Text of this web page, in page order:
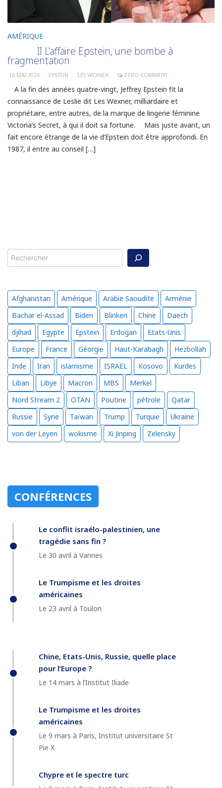
AMÉRIQUE
II L’affaire Epstein, une bombe à
fragmentation
16 MAI 2026 EPSTEIN LES WEXNER ZERO COMMENT
A la fin des années quatre-vingt, Jeffrey Epstein fit la
connaissance de Leslie dit Les Wexner, milliardaire et
propriétaire, entre autres, de la marque de lingerie féminine
Victoria’s Secret, à qui il doit sa fortune. Mais juste avant, un
fait encore étrange de la vie d’Epstein doit être approfondi. En
1987, il entre au conseil […]
Rechercher
Afghanistan Amérique Arabie Saoudite
Arménie
Bachar el-Assad
Biden Blinken Chine
Daech
djihad
Egypte Epstein Erdogan
Etats-Unis
Europe
France Géorgie Haut-Karabagh
Hezbollah
Inde
Iran islamisme ISRAEL Kosovo
Kurdes
Liban
Libye Macron MBS
Merkel
Nord Stream 2
OTAN Poutine pétrole
Qatar
Russie
Syrie Taïwan Trump Turquie
Ukraine
von der Leyen
wokisme Xi Jinping Zelensky
CONFÉRENCES
Le conflit israélo-palestinien, une
tragédie sans fin ?
Le 30 avril à Vannes
Le Trumpisme et les droites
américaines
Le 23 avril à Toulon
Chine, Etats-Unis, Russie, quelle place
pour l’Europe ?
Le 14 mars à l’Institut Iliade
Le Trumpisme et les droites
américaines
Le 9 mars à Paris, Institut universitaire St
Pie X
Chypre et le spectre turc